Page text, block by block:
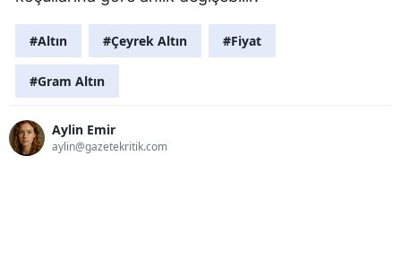
#Altın #Çeyrek Altın #Fiyat
#Gram Altın
Aylin Emir
aylin@gazetekritik.com